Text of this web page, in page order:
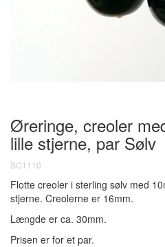
Øreringe, creoler
lille stjerne, par Sølv
SC1110
Flotte creoler i sterling sølv med
stjerne. Creolerne er 16mm.
Længde er ca. 30mm.
Prisen er for et par.